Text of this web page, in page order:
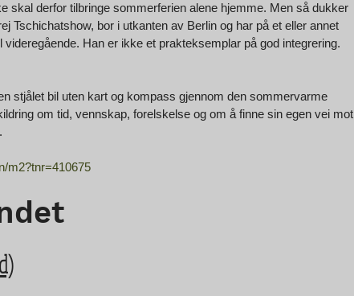
skal derfor tilbringe sommerferien alene hjemme. Men så dukker
Tschichatshow, bor i utkanten av Berlin og har på et eller annet
Han er ikke et prakteksemplar på god integrering.
stjålet bil uten kart og kompass gjennom den sommervarme
om tid, vennskap, forelskelse og om å finne sin egen vei mot
m2?tnr=410675